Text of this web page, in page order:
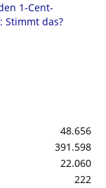
1-Cent-
Stimmt das?
48.656
391.598
22.060
222